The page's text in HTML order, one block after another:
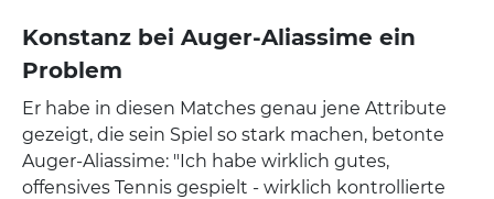
Konstanz bei Auger-Aliassime ein
Problem
Er habe in diesen Matches genau jene Attribute
gezeigt, die sein Spiel so stark machen, betonte
Auger-Aliassime: "Ich habe wirklich gutes,
offensives Tennis gespielt - wirklich kontrollierte